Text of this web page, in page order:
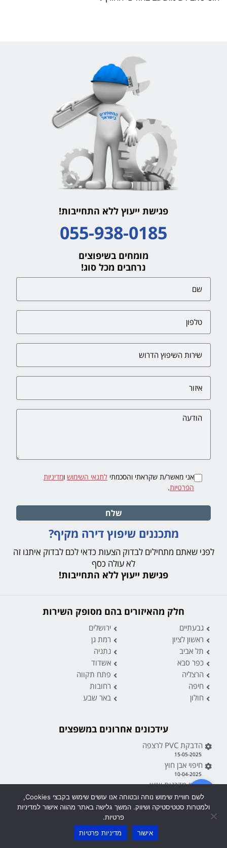
פגישת ייעוץ ללא התחייבות!
055-938-0185
מומחים בשיפוצים
נרחבים מכל סוג!
אני מאשר/ת שקראתי והסכמתי לתנאי השימוש ומדיניות
הפרטיות.
שלח
מתכננים שיפוץ דירה מקיף?
לפני שאתם מתחילים לבדוק הצעות כדאי לכם לבדוק איתנו זה
לא עולה כסף
פגישת ייעוץ ללא התחייבות!
חלק מהאיזורים בהם מסופק השירות
גבעתיים
ירושלים
ראשון לציון
רמת גן
תל אביב
נתניה
כפר סבא
אשדוד
הרצליה
פתח תקווה
חיפה
רחובות
חולון
באר שבע
עידכונים אחרונים במשפצים
הדבקת PVC לרצפה
15-05-2025
חיפוי אבן חוץ
10-04-2025
חיפוי מדרגות שיש
10-04-2025
חיפוי קיר שעם
צביעת דירה בחדרה
לשם חוויית שימוש נוחה ובטוחה אנו עושים שימוש בקבצי Cookies,
ולמטרות סטטיסטיקה ושיווק. המשך גלישה באתר מהווה אישור למדיניות
פרטיות.
אישור
מדיניות פרטיות